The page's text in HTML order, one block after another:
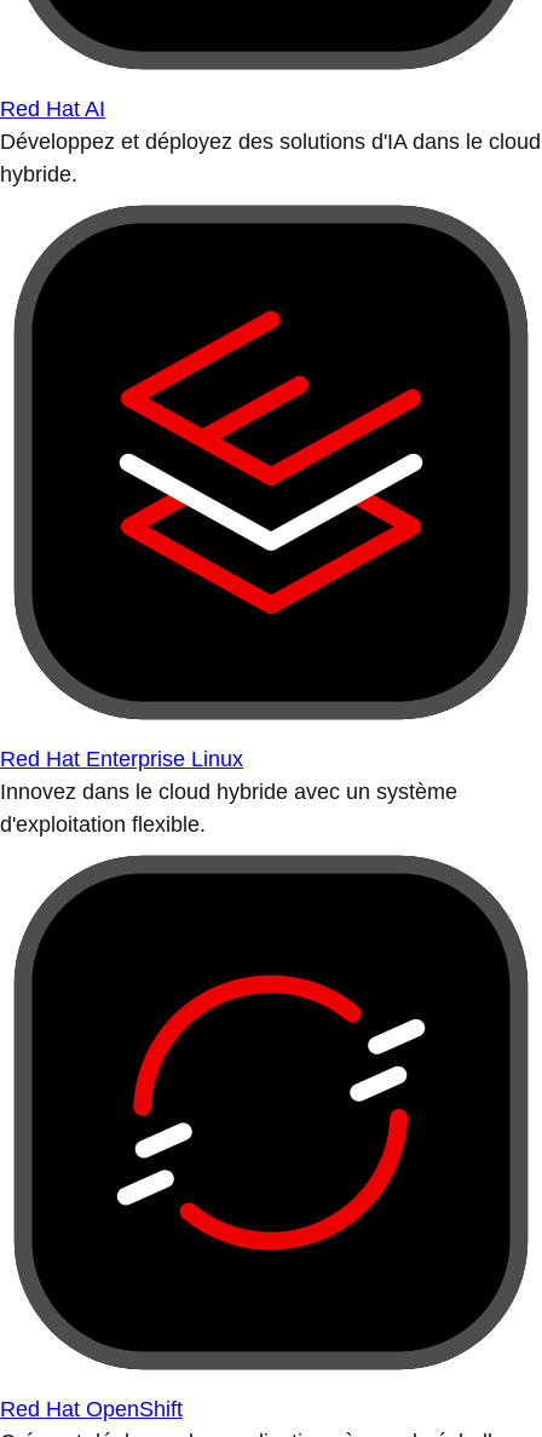
Red Hat AI
Développez et déployez des solutions d'IA dans le cloud
hybride.
Red Hat Enterprise Linux
Innovez dans le cloud hybride avec un système
d'exploitation flexible.
Red Hat OpenShift